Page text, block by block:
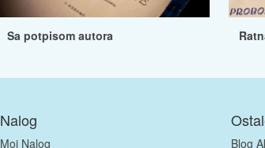
Sa potpisom autora
Nalog
Moj Nalog Blog